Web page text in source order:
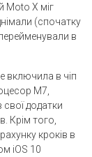
Moto X міг
(спочатку
в
включила в чіп
M7,
додатки
Крім того,
кроків в
iOS 10